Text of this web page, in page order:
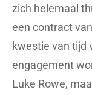
zich helemaal
een contract
kwestie van tijd
engagement
Luke Rowe,